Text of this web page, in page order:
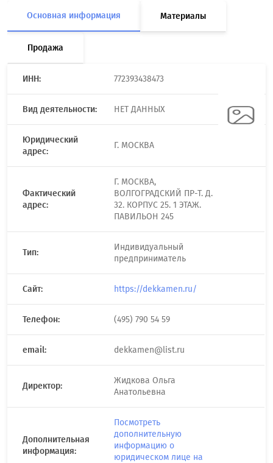
Основная информация Материалы
Продажа
ИНН: 772393438473
Вид деятельности: НЕТ ДАННЫХ
Юридический
адрес:
Г. МОСКВА
Фактический
адрес:
Г. МОСКВА,
ВОЛГОГРАДСКИЙ ПР-Т. Д.
32. КОРПУС 25. 1 ЭТАЖ.
ПАВИЛЬОН 245
Тип:
Индивидуальный
предприниматель
Сайт: https://dekkamen.ru/
Телефон: (495) 790 54 59
email: dekkamen@list.ru
Директор:
Жидкова Ольга
Анатольевна
Дополнительная
информация:
Посмотреть
дополнительную
информацию о
юридическом лице на